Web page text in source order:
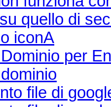
quello di
iconA
per
file di